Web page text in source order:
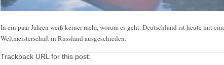
In ein paar Jahren weiß keiner mehr, worum es geht. Deutschland ist heute mit
Weltmeisterschaft in Russland ausgeschieden.
Trackback URL for this post: